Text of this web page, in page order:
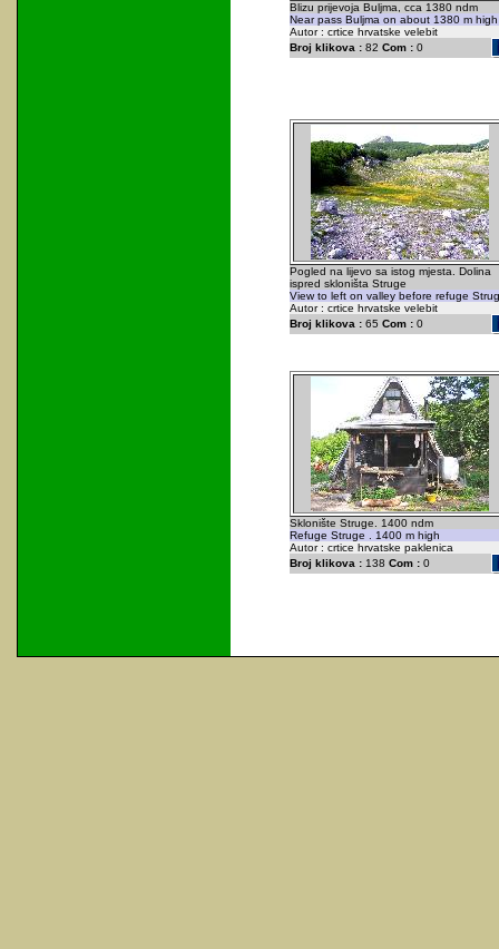
Blizu prijevoja Buljma, cca 1380 ndm
Near pass Buljma on about 1380 m high
Autor : crtice hrvatske velebit
Broj klikova :82 Com :0
Pogled na lijevo sa istog mjesta. Dolina
ispred skloništa Struge
View to left on valley before refuge
Autor : crtice hrvatske velebit
Broj klikova :65 Com :0
Sklonište Struge. 1400 ndm
Refuge Struge . 1400 m high
Autor : crtice hrvatske paklenica
Broj klikova :138 Com :0